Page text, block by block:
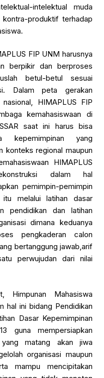
intelektual muda
kontra-produktif terhadap
FIP UNM harusnya
berpikir dan berproses
betul-betul sesuai
Dalam peta gerakan
HIMAPLUS FIP
kemahasiswaan di
saat ini harus bisa
kepemimpinan yang
konteks regional maupun
HIMAPLUS
dalam hal
pemimpin-pemimpin
melalui latihan dasar
pendidikan dan latihan
dimana keduanya
pengkaderan calon
bertanggung jawab,arif
perwujudan dari nilai
Himpunan Mahasiswa
hal ini bidang Pendidikan
Dasar Kepemimpinan
guna mempersiapkan
matang akan jiwa
organisasi maupun
mampu mencipitakan